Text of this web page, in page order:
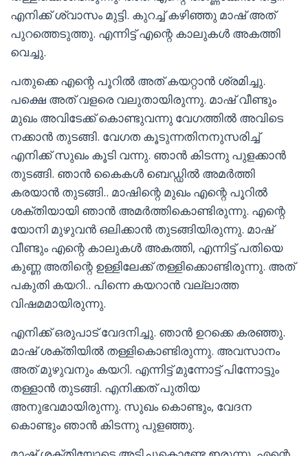
എനിക്ക് ശ്വാസം മുട്ടി. കുറച്ച് കഴിഞ്ഞു മാഷ്‌ അത്
പുറത്തെടുത്തു. എന്നിട്ട് എന്റെ കാലുകൾ അകത്തി
വെച്ചു.
പതുക്കെ എന്റെ പൂറിൽ അത് കയറ്റാൻ ശ്രമിച്ചു.
പക്ഷെ അത് വളരെ വലുതായിരുന്നു. മാഷ്‌ വീണ്ടും
മുഖം അവിടേക്ക് കൊണ്ടുവന്നു വേഗത്തിൽ അവിടെ
നക്കാൻ തുടങ്ങി. വേഗത കൂടുന്നതിനനുസരിച്ച്
എനിക്ക് സുഖം കൂടി വന്നു. ഞാൻ കിടന്നു പുളക്കാൻ
തുടങ്ങി. ഞാൻ കൈകൾ ബെഡ്ഡിൽ അമർത്തി
കരയാൻ തുടങ്ങി.. മാഷിന്റെ മുഖം എന്റെ പൂറിൽ
ശക്തിയായി ഞാൻ അമർത്തികൊണ്ടിരുന്നു. എന്റെ
യോനി മുഴുവൻ ഒലിക്കാൻ തുടങ്ങിയിരുന്നു. മാഷ്‌
വീണ്ടും എന്റെ കാലുകൾ അകത്തി, എന്നിട്ട് പതിയെ
കുണ്ണ അതിന്റെ ഉള്ളിലേക്ക് തള്ളിക്കൊണ്ടിരുന്നു. അത്
പകുതി കയറി.. പിന്നെ കയറാൻ വല്ലാത്ത
വിഷമമായിരുന്നു.
എനിക്ക് ഒരുപാട് വേദനിച്ചു. ഞാൻ ഉറക്കെ കരഞ്ഞു.
മാഷ്‌ ശക്തിയിൽ തള്ളികൊണ്ടിരുന്നു. അവസാനം
അത് മുഴുവനും കയറി. എന്നിട്ട് മുന്നോട്ട് പിന്നോട്ടും
തള്ളാൻ തുടങ്ങി. എനിക്കത് പുതിയ
അനുഭവമായിരുന്നു. സുഖം കൊണ്ടും, വേദന
കൊണ്ടും ഞാൻ കിടന്നു പുളഞ്ഞു.